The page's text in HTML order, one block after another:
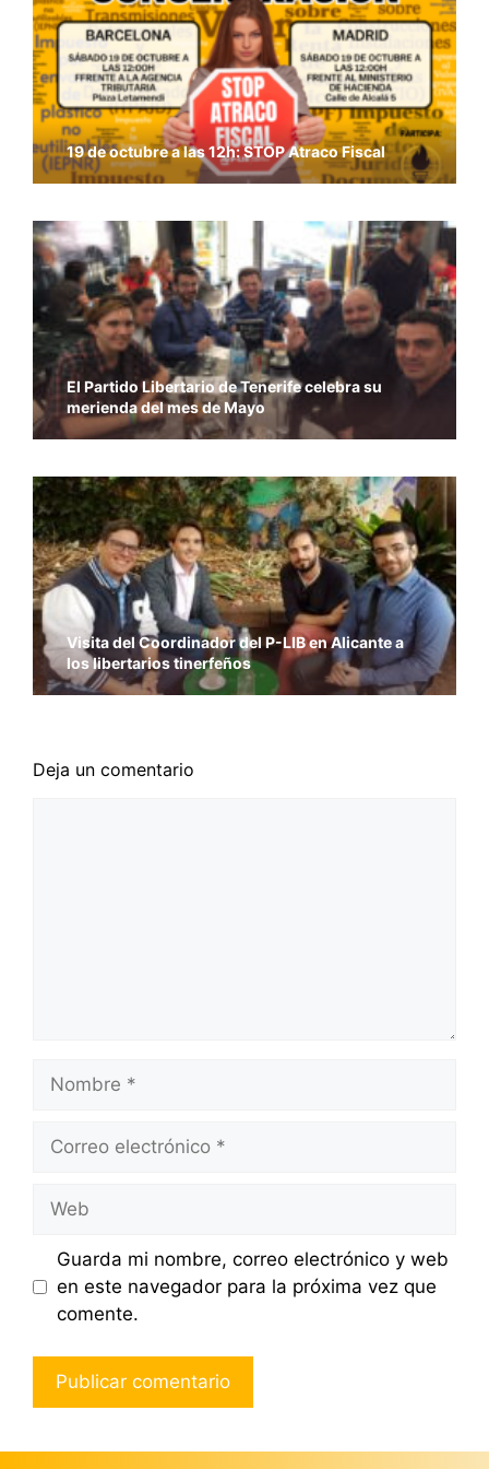
19 de octubre a las 12h: STOP Atraco Fiscal
El Partido Libertario de Tenerife celebra su
merienda del mes de Mayo
Visita del Coordinador del P-LIB en Alicante a
los libertarios tinerfeños
Deja un comentario
Nombre
Correo
Web
Guarda mi nombre, correo electrónico y web
en este navegador para la próxima vez que
comente.